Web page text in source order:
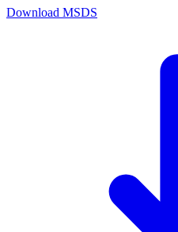
Download MSDS